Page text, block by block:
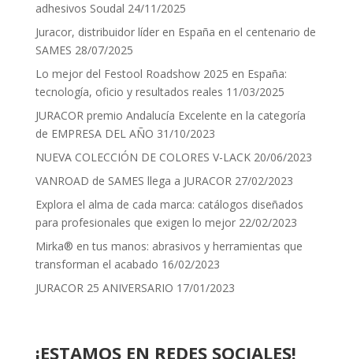
adhesivos Soudal 24/11/2025
Juracor, distribuidor líder en España en el centenario de
SAMES 28/07/2025
Lo mejor del Festool Roadshow 2025 en España:
tecnología, oficio y resultados reales 11/03/2025
JURACOR premio Andalucía Excelente en la categoría
de EMPRESA DEL AÑO 31/10/2023
NUEVA COLECCIÓN DE COLORES V-LACK 20/06/2023
VANROAD de SAMES llega a JURACOR 27/02/2023
Explora el alma de cada marca: catálogos diseñados
para profesionales que exigen lo mejor 22/02/2023
Mirka® en tus manos: abrasivos y herramientas que
transforman el acabado 16/02/2023
JURACOR 25 ANIVERSARIO 17/01/2023
¡ESTAMOS EN REDES SOCIALES!